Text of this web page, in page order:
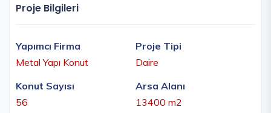
Proje Bilgileri
Yapımcı Firma
Metal Yapı Konut
Proje Tipi
Daire
Konut Sayısı
56
Arsa Alanı
13400 m2